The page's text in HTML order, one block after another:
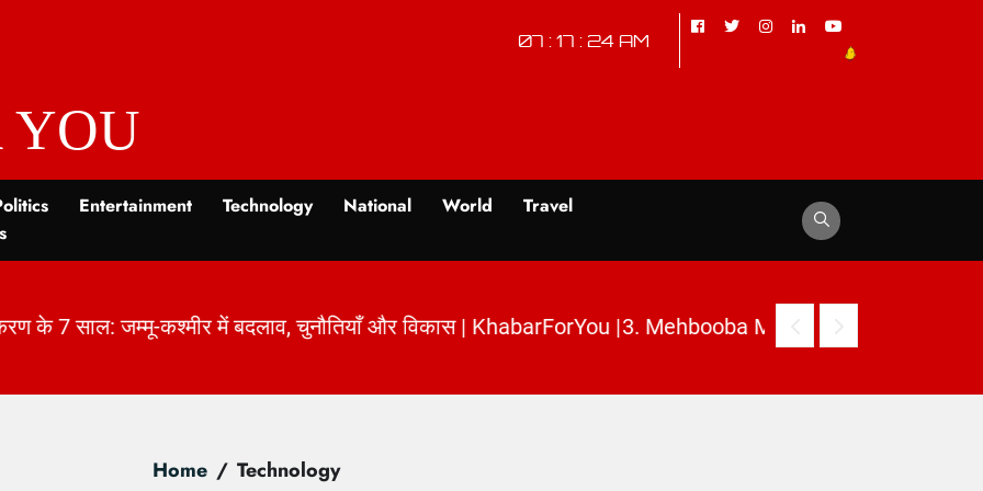
07 : 17 : 25 AM
YOU
Entertainment Technology National World
Travel
विकास | KhabarForYou|
Home Technology